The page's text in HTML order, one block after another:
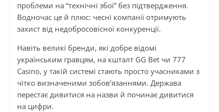
проблеми на “технічні збої” без підтвердження.
Водночас це й плюс: чесні компанії отримують
захист від недобросовісної конкуренції.
Навіть великі бренди, які добре відомі
українським гравцям, на кшталт GG Bet чи 777
Casino, у такій системі стають просто учасниками з
чітко визначеними зобов’язаннями. Держава
перестає дивитися на назви й починає дивитися
на цифри.